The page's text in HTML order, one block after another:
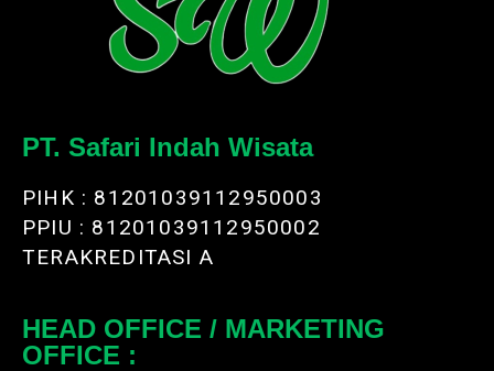
PT. Safari Indah Wisata
PIHK : 81201039112950003
PPIU : 81201039112950002
TERAKREDITASI A
HEAD OFFICE / MARKETING
OFFICE :